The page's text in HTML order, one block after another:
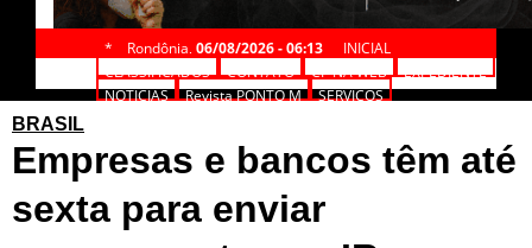
* Rondônia, 06/08/2026 - 06:13
INICIAL
CLASSIFICADOS
CONTATO CP NA WEB
EXPEDIENTE
NOTÍCIAS
Revista PONTO M
SERVIÇOS
BRASIL
Empresas e bancos têm até
sexta para enviar